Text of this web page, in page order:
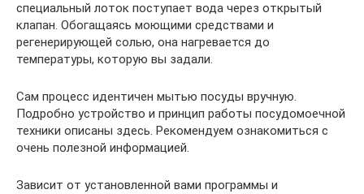
специальный лоток поступает вода через открытый
клапан. Обогащаясь моющими средствами и
регенерирующей солью, она нагревается до
температуры, которую вы задали.
Сам процесс идентичен мытью посуды вручную.
Подробно устройство и принцип работы посудомоечной
техники описаны здесь. Рекомендуем ознакомиться с
очень полезной информацией.
Зависит от установленной вами программы и